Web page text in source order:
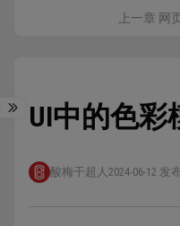
上一章 网
UI中的色彩
酸梅干超人 2024-06-12 发布